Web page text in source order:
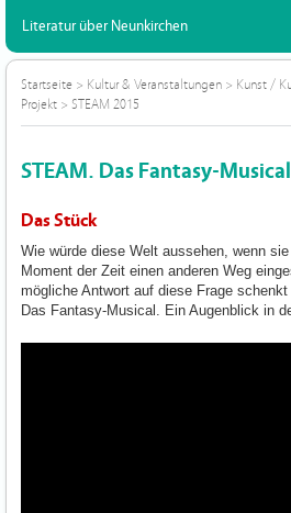
Literatur über Neunkirchen
Startseite > Kultur & Veranstaltungen > Kunst /
Projekt > STEAM 2015
STEAM. Das Fantasy-
Das Stück
Wie würde diese Welt aussehen, wenn
Moment der Zeit einen anderen Weg
mögliche Antwort auf diese Frage
Das Fantasy-Musical. Ein Augenblick in